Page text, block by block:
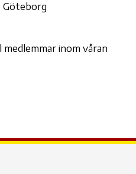
Göteborg
inom våran